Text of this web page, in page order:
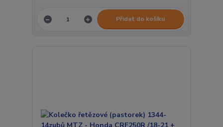
Přidat do košíku